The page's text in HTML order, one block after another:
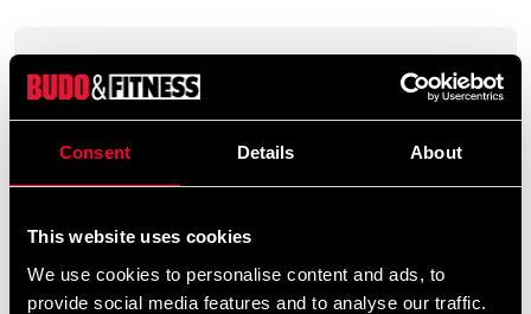
Consent Details About
This website uses cookies
We use cookies to personalise content and ads, to
provide social media features and to analyse our traffic.
Produktinformation
bomuld. FIGHTER logo på brystet.T-shirt fra
FighterMaterial: 100% bomuld. Størrelser: XS, S, M, L,
Detaljerede oplysninger